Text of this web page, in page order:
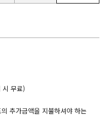
시 무료)
추가금액을 지불하셔야 하는